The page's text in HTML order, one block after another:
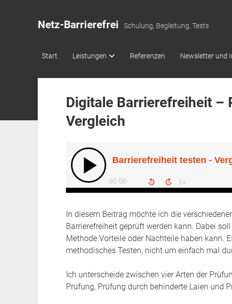
Netz-Barrierefrei Schulung, Begleitung, Tests
Start Leistungen Referenzen Newsletter und
Digitale Barrierefreiheit
Vergleich
In diesem Beitrag möchte ich die
Barrierefreiheit geprüft werden kann. Dabei
Methode Vorteile oder Nachteile haben kann.
methodisches Testen, nicht um einfach mal
Ich unterscheide zwischen vier Arten der
Prüfung, Prüfung durch behinderte Laien und